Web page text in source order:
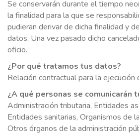
Se conservarán durante el tiempo
la finalidad para la que se
pudieran derivar de dicha finalidad y
datos. Una vez pasado dicho
oficio.
¿Por qué tratamos tus datos?
Relación contractual para la ejecución
¿A qué personas se comunicarán
Administración tributaria, Entidades
Entidades sanitarias, Organismos de
Otros órganos de la administración